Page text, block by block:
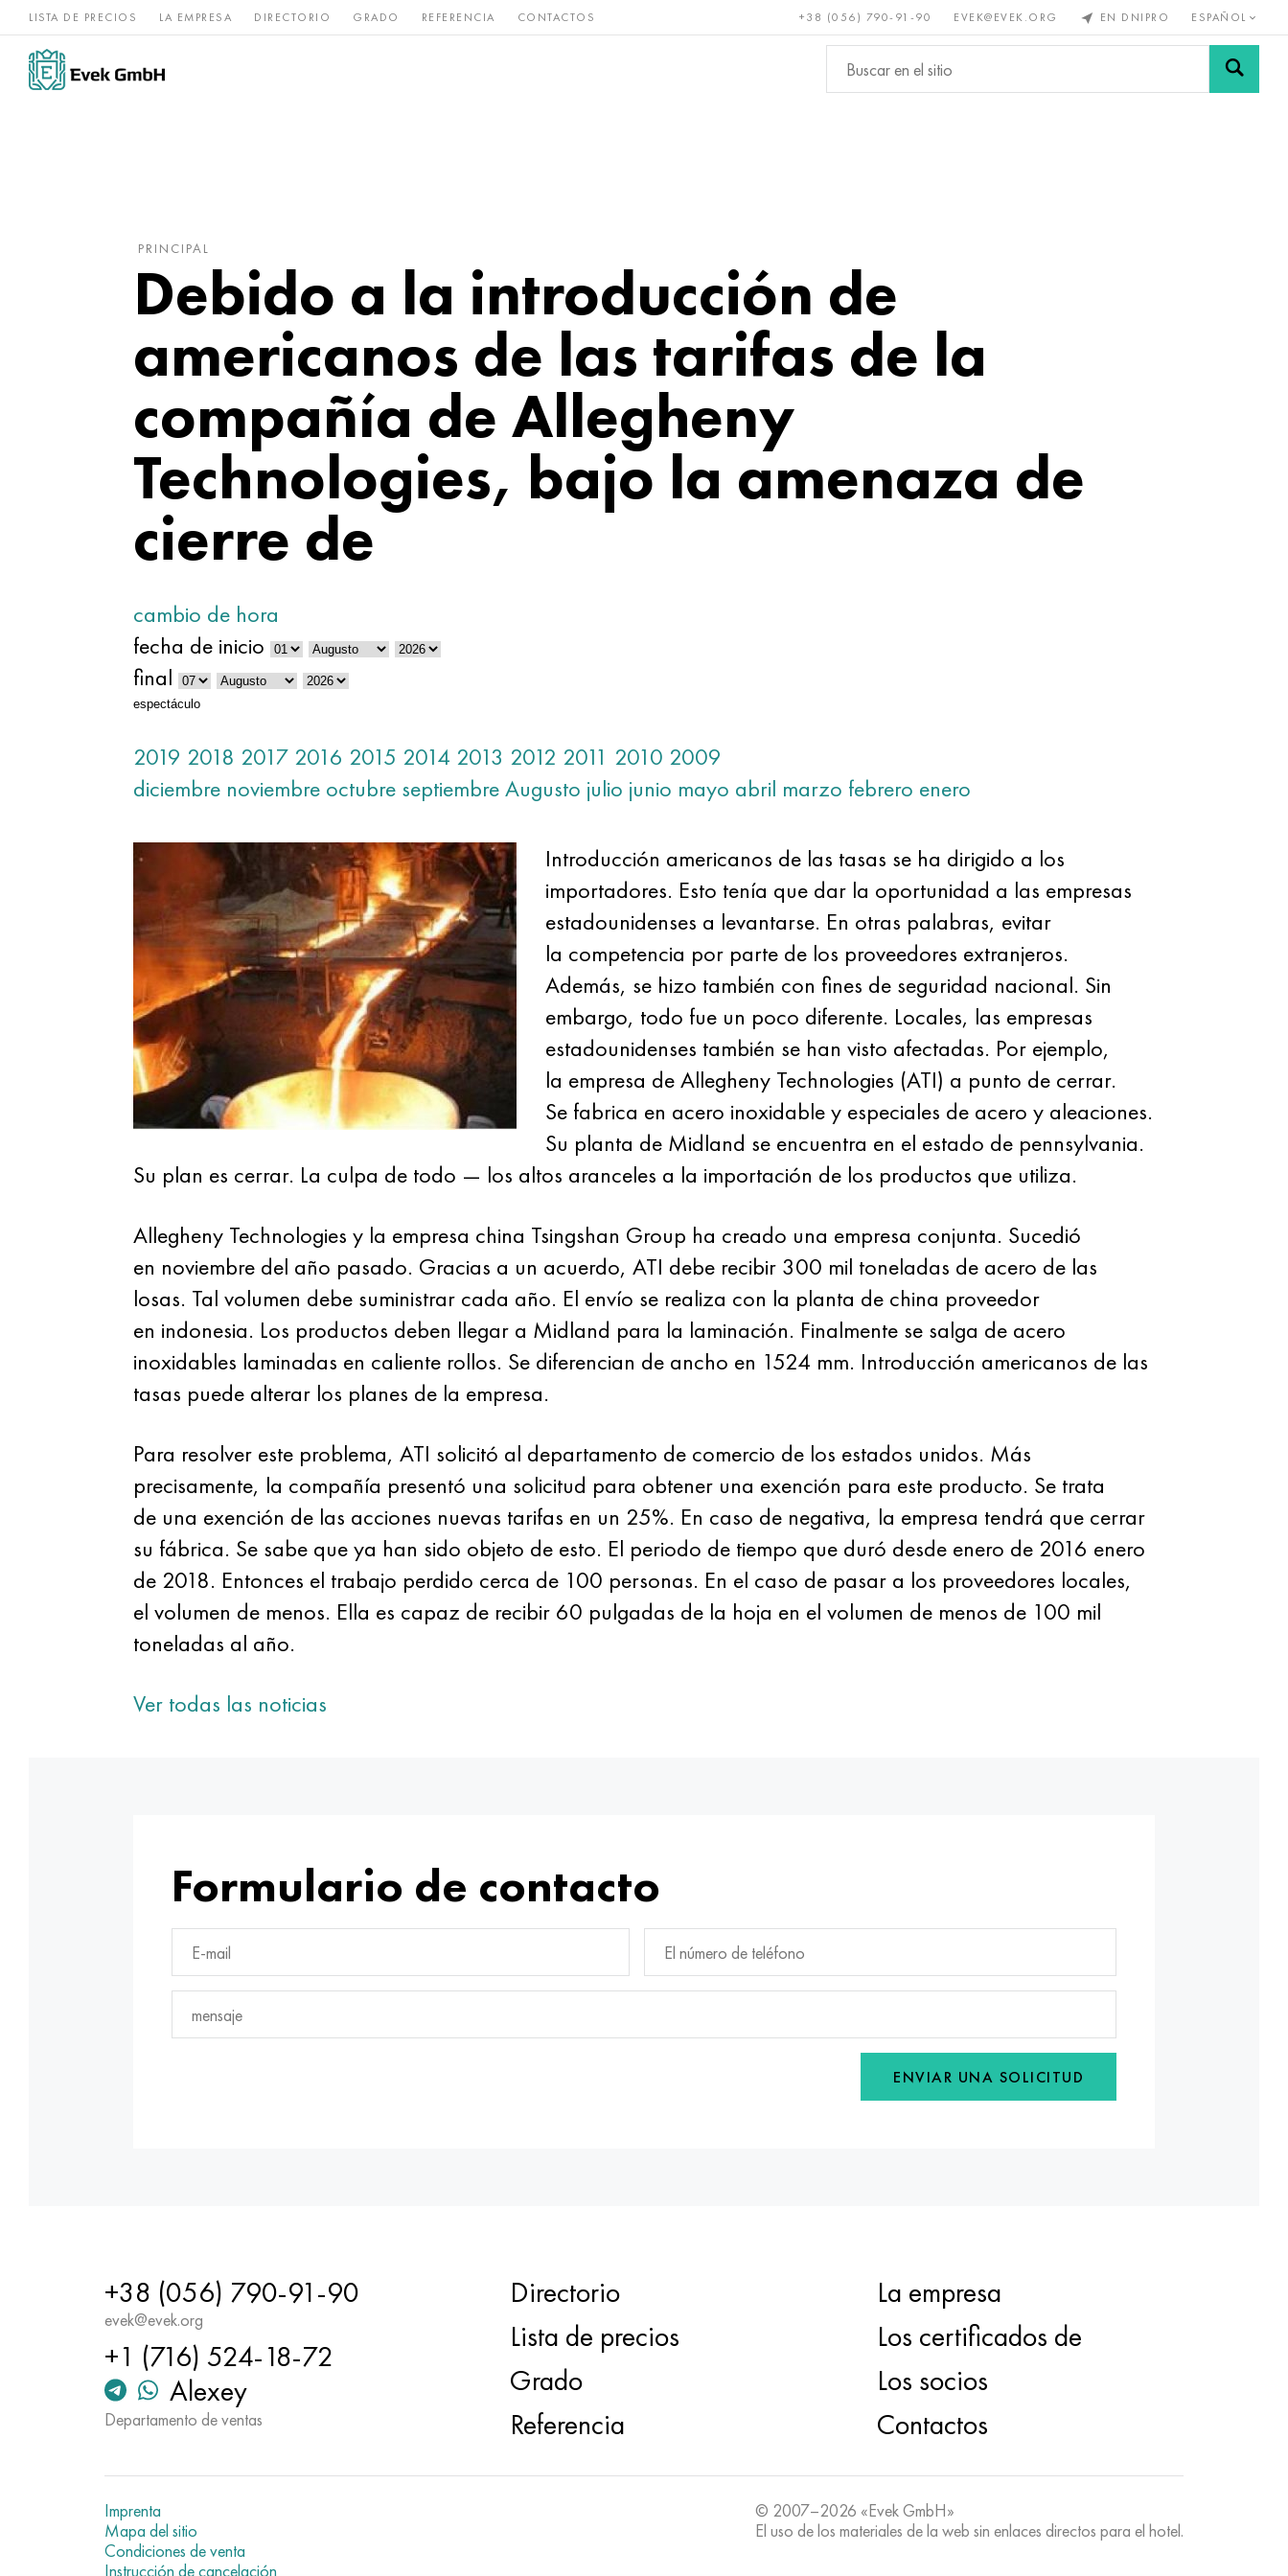
LISTA DE PRECIOS LA EMPRESA DIRECTORIO GRADO REFERENCIA CONTACTOS +38 (056) 790-91-90 EVEK@EVEK.ORG EN DNIPRO ESPAÑOL
Aleaciones de
níquel
acero Raro y Bronce, cobre, Metales no
ferrosos
Aleación de Mallas y
PRINCIPAL
Debido a la introducción de
americanos de las tarifas de la
compañía de Allegheny
Technologies, bajo la amenaza de
cierre de
cambio de hora
fecha de inicio
final
espectáculo
2019 2018 2017 2016 2015 2014 2013 2012 2011 2010 2009
diciembre noviembre octubre septiembreAugusto julio junio mayo abril marzo febrero enero
Introducción americanos de las tasas se ha dirigido a los
importadores. Esto tenía que dar la oportunidad a las empresas
estadounidenses a levantarse. En otras palabras, evitar
la competencia por parte de los proveedores extranjeros.
Además, se hizo también con fines de seguridad nacional. Sin
embargo, todo fue un poco diferente. Locales, las empresas
estadounidenses también se han visto afectadas. Por ejemplo,
la empresa de Allegheny Technologies (ATI) a punto de cerrar.
Se fabrica en acero inoxidable y especiales de acero y aleaciones.
Su planta de Midland se encuentra en el estado de pennsylvania.
Su plan es cerrar. La culpa de todo — los altos aranceles a la importación de los productos que utiliza.
Allegheny Technologies y la empresa china Tsingshan Group ha creado una empresa conjunta. Sucedió
en noviembre del año pasado. Gracias a un acuerdo, ATI debe recibir 300 mil toneladas de acero de las
losas. Tal volumen debe suministrar cada año. El envío se realiza con la planta de china proveedor
en indonesia. Los productos deben llegar a Midland para la laminación. Finalmente se salga de acero
inoxidables laminadas en caliente rollos. Se diferencian de ancho en 1524 mm. Introducción americanos de las
tasas puede alterar los planes de la empresa.
Para resolver este problema, ATI solicitó al departamento de comercio de los estados unidos. Más
precisamente, la compañía presentó una solicitud para obtener una exención para este producto. Se trata
de una exención de las acciones nuevas tarifas en un 25%. En caso de negativa, la empresa tendrá que cerrar
su fábrica. Se sabe que ya han sido objeto de esto. El periodo de tiempo que duró desde enero de 2016 enero
de 2018. Entonces el trabajo perdido cerca de 100 personas. En el caso de pasar a los proveedores locales,
el volumen de menos. Ella es capaz de recibir 60 pulgadas de la hoja en el volumen de menos de 100 mil
toneladas al año.
Ver todas las noticias
Formulario de contacto
ENVIAR UNA SOLICITUD
+38 (056) 790-91-90
evek@evek.org
+1 (716) 524-18-72
Alexey
Departamento de ventas
Directorio
Lista de precios
Grado
Referencia
La empresa
Los certificados de
Los socios
Contactos
Imprenta
Mapa del sitio
Condiciones de venta
Instrucción de cancelación
© 2007–2026 «Evek GmbH»
El uso de los materiales de la web sin enlaces directos para el hotel.